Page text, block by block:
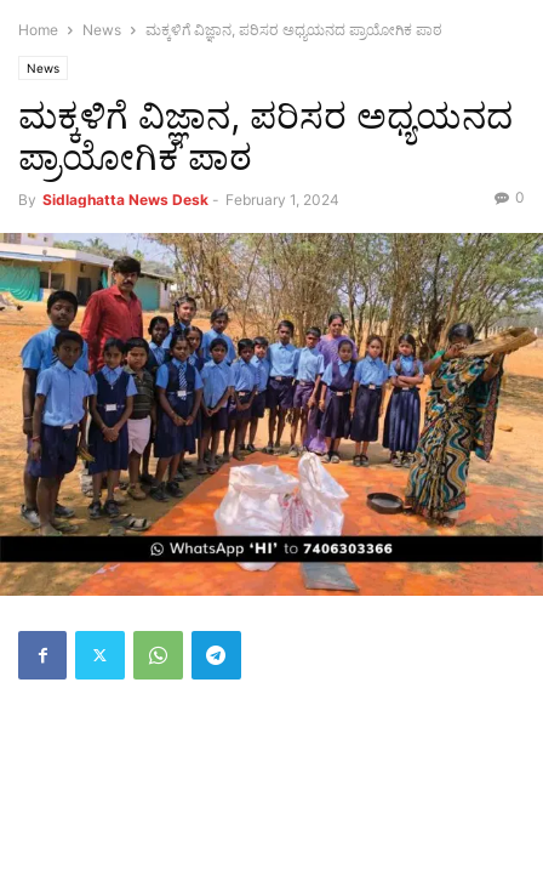
Home News ಮಕ್ಕಳಿಗೆ ವಿಜ್ಞಾನ, ಪರಿಸರ ಅಧ್ಯಯನದ ಪ್ರಾಯೋಗಿಕ ಪಾಠ
News
ಮಕ್ಕಳಿಗೆ ವಿಜ್ಞಾನ, ಪರಿಸರ ಅಧ್ಯಯನದ
ಪ್ರಾಯೋಗಿಕ ಪಾಠ
By Sidlaghatta News Desk - February 1, 2024 0